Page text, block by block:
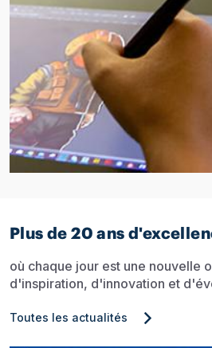
Plus de 20 ans
où chaque jour est une nouvelle
d'inspiration, d'innovation et
Toutes les actualités